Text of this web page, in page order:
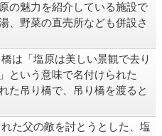
の魅力を紹介している施設で
、野菜の直売所なども併設さ
は「塩原は美しい景観で去り
という意味で名付けられた
た吊り橋で、吊り橋を渡ると
た父の敵を討とうとした、塩